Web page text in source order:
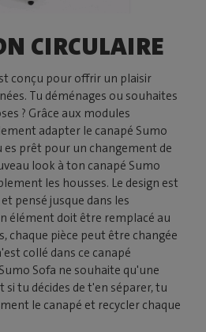
CIRCULAIRE
conçu pour offrir un plaisir
Tu déménages ou souhaites
? Grâce aux modules
adapter le canapé Sumo
es prêt pour un changement de
look à ton canapé Sumo
les housses. Le design est
pensé jusque dans les
élément doit être remplacé au
chaque pièce peut être changée
collé dans ce canapé
Sofa ne souhaite qu'une
si tu décides de t'en séparer, tu
le canapé et recycler chaque